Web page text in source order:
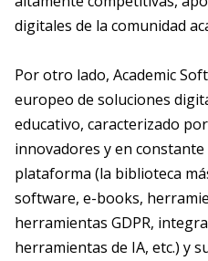
digitales de la comunidad
Por otro lado, Academic
europeo de soluciones
educativo, caracterizado
innovadores y en
plataforma (la biblioteca
software, e-books,
herramientas GDPR,
herramientas de IA, etc.) y